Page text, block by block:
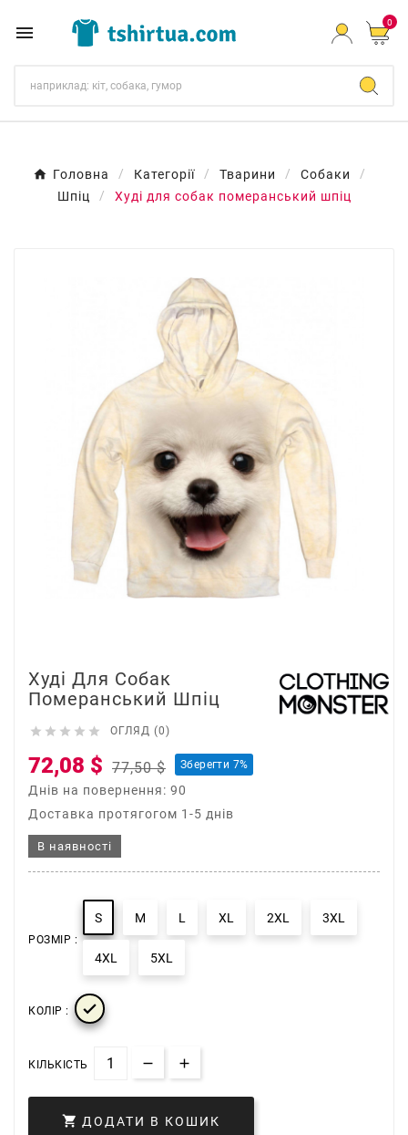
 0
Головна Категорії Тварини
Собаки
Шпіц
Худі для собак померанський шпіц
Худі Для Собак
Померанський Шпіц
     ОГЛЯД (0)
72,08 $ 77,50 $ Зберегти 7%
Днів на повернення: 90
Доставка протягогом 1-5 днів
В наявності
РОЗМІР :
S M L XL 2XL 3XL
4XL 5XL
КОЛІР : 
КІЛЬКІСТЬ
 ДОДАТИ В КОШИК